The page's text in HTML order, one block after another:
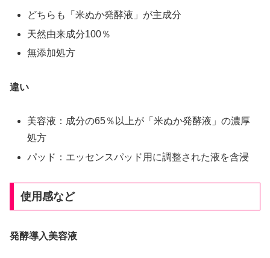
どちらも「米ぬか発酵液」が主成分
天然由来成分100％
無添加処方
違い
美容液：成分の65％以上が「米ぬか発酵液」の濃厚
処方
パッド：エッセンスパッド用に調整された液を含浸
使用感など
発酵導入美容液